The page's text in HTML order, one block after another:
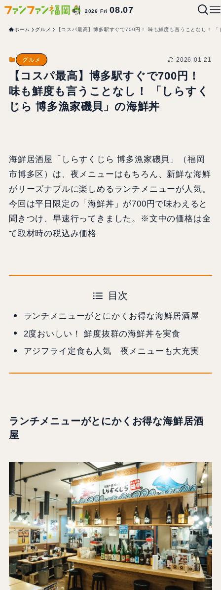
2026 Fri08.07
ホーム グルメ 【コスパ最高】博多駅すぐで700円！ 味も鮮度も言うことなし！
グルメ 2026-01-21
【コスパ最高】博多駅すぐで700円！
味も鮮度も言うことなし！ 「しらすく
じら 博多漁家磯貝」の海鮮丼
海鮮居酒屋「しらすくじら 博多漁家磯貝」（福岡
市博多区）は、夜メニューはもちろん、新鮮な海鮮
がリーズナブルに楽しめるランチメニューが人気。
今回は平日限定の「海鮮丼」が700円で味わえると
聞きつけ、早速行ってきました。※文中の価格は全
て取材時の税込み価格
目次
ランチメニューがとにかくお得な海鮮居酒屋
2度おいしい！ 鮮度抜群の海鮮丼を実食
アジフライ定食も人気 夜メニューも大充実
ランチメニューがとにかくお得な海鮮居酒
屋